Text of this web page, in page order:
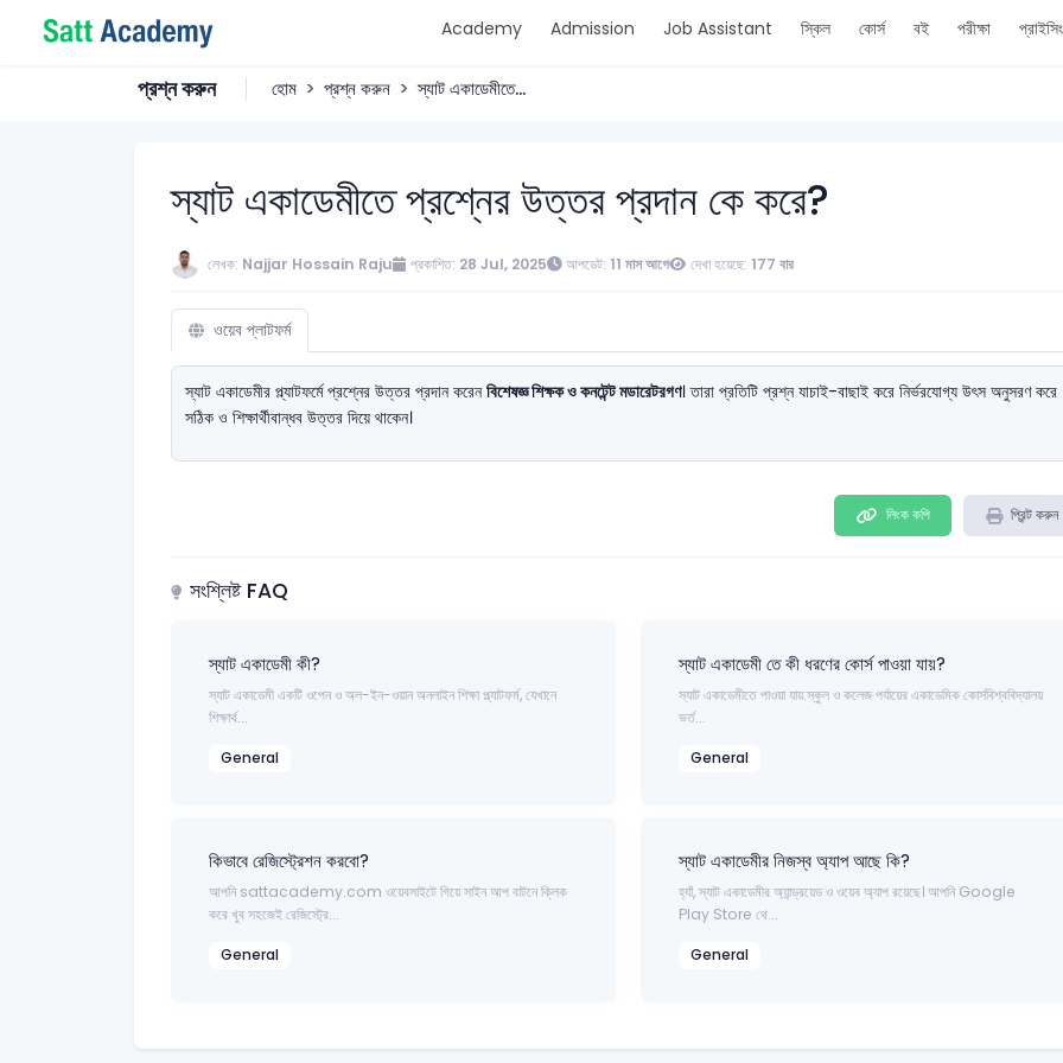
Academy Admission Job Assistant স্কিল কোর্স বই পরীক্ষা প্রাইসিং
প্রশ্ন করুন হোম প্রশ্ন করুন স্যাট একাডেমীতে...
স্যাট একাডেমীতে প্রশ্নের উত্তর প্রদান কে করে?
লেখক: Najjar Hossain Raju প্রকাশিত: 28 Jul, 2025 আপডেট: 11 মাস আগে দেখা হয়েছে: 177 বার
ওয়েব প্লাটফর্ম
স্যাট একাডেমীর প্ল্যাটফর্মে প্রশ্নের উত্তর প্রদান করেনবিশেষজ্ঞ শিক্ষক ও কনটেন্ট মডারেটরগণ। তারা প্রতিটি প্রশ্ন যাচাই-বাছাই করে নির্ভরযোগ্য উৎস অনুসরণ করে
সঠিক ও শিক্ষার্থীবান্ধব উত্তর দিয়ে থাকেন।
লিংক কপি প্রিন্ট করুন
সংশ্লিষ্ট FAQ
স্যাট একাডেমী কী?
স্যাট একাডেমী একটি ওপেন ও অল-ইন-ওয়ান অনলাইন শিক্ষা প্ল্যাটফর্ম, যেখানে
শিক্ষার্থ...
General
স্যাট একাডেমী তে কী ধরণের কোর্স পাওয়া যায়?
স্যাট একাডেমীতে পাওয়া যায়:স্কুল ও কলেজ পর্যায়ের একাডেমিক কোর্সবিশ্ববিদ্যালয়
ভর্ত...
General
কিভাবে রেজিস্ট্রেশন করবো?
আপনি sattacademy.com ওয়েবসাইটে গিয়ে সাইন আপ বাটনে ক্লিক
করে খুব সহজেই রেজিস্ট্রে...
General
স্যাট একাডেমীর নিজস্ব অ্যাপ আছে কি?
হ্যাঁ, স্যাট একাডেমীর অ্যান্ড্রয়েড ও ওয়েব অ্যাপ রয়েছে। আপনি Google
Play Store থে...
General